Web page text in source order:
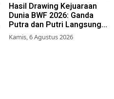
Hasil Drawing Kejuaraan
Dunia BWF 2026: Ganda
Putra dan Putri Langsung
Lolos Babak Kedua, 6 Wakil
Bertarung dari Awal
Kamis, 6 Agustus 2026